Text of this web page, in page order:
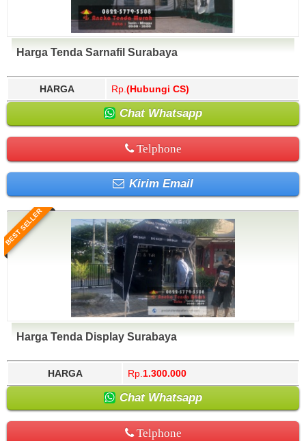
Harga Tenda Sarnafil Surabaya
HARGA Rp. (Hubungi CS)
Chat Whatsapp
Telphone
Kirim Email
BEST SELLER
Harga Tenda Display Surabaya
HARGA Rp. 1.300.000
Chat Whatsapp
Telphone